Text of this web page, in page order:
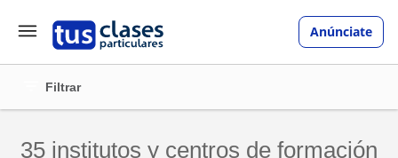
Anúnciate
Filtrar
35 institutos y centros de formación